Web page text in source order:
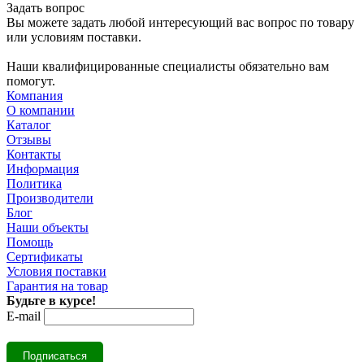
Задать вопрос
Вы можете задать любой интересующий вас вопрос по товару
или условиям поставки.
Наши квалифицированные специалисты обязательно вам
помогут.
Компания
О компании
Каталог
Отзывы
Контакты
Информация
Политика
Производители
Блог
Наши объекты
Помощь
Сертификаты
Условия поставки
Гарантия на товар
Будьте в курсе!
E-mail